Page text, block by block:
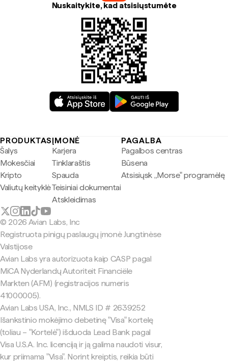
Nuskaitykite, kad atsisiųstumėte
PRODUKTAS
Šalys
Mokesčiai
Kripto
Valiutų keityklė
ĮMONĖ
Karjera
Tinklaraštis
Spauda
Teisiniai dokumentai
Atskleidimas
PAGALBA
Pagalbos centras
Būsena
Atsisiųsk „Morse" programėlę
© 2026 Avian Labs, Inc
Registruota pinigų paslaugų įmonė Jungtinėse
Valstijose
Avian Labs yra autorizuota kaip CASP pagal
MiCA Nyderlandų Autoriteit Financiële
Markten (AFM) (registracijos numeris
41000005).
Avian Labs USA, Inc., NMLS ID # 2639252
Išankstinio mokėjimo debetinę "Visa" kortelę
(toliau – "Kortelė") išduoda Lead Bank pagal
Visa U.S.A. Inc. licenciją ir ją galima naudoti visur,
kur priimama "Visa". Norint kreiptis, reikia būti